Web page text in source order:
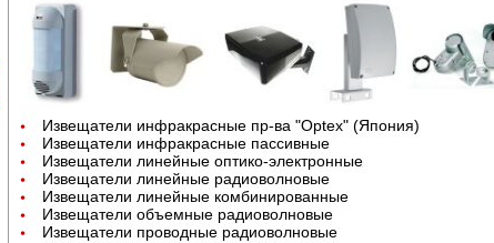
Извещатели инфракрасные пр-ва "Optex" (Япония)
Извещатели инфракрасные пассивные
Извещатели линейные оптико-электронные
Извещатели линейные радиоволновые
Извещатели линейные комбинированные
Извещатели объемные радиоволновые
Извещатели проводные радиоволновые